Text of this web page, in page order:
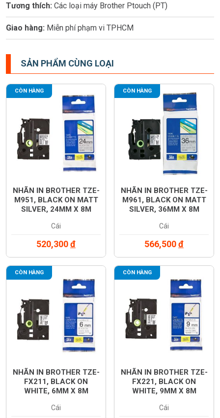
Tương thích: Các loại máy Brother Ptouch (PT)
Giao hàng: Miễn phí phạm vi TPHCM
SẢN PHẨM CÙNG LOẠI
CÒN HÀNG
NHÃN IN BROTHER TZE-
M951, BLACK ON MATT
SILVER, 24MM X 8M
Cái
520,300đ
CÒN HÀNG
NHÃN IN BROTHER TZE-
M961, BLACK ON MATT
SILVER, 36MM X 8M
Cái
566,500đ
CÒN HÀNG
NHÃN IN BROTHER TZE-
FX211, BLACK ON
WHITE, 6MM X 8M
Cái
CÒN HÀNG
NHÃN IN BROTHER TZE-
FX221, BLACK ON
WHITE, 9MM X 8M
Cái